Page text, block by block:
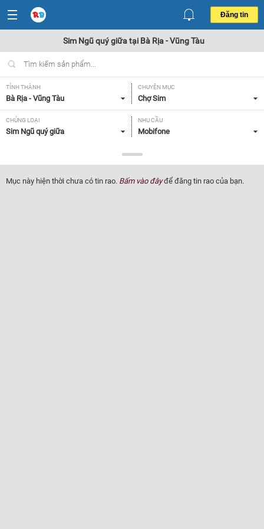
Đăng tin
Sim Ngũ quý giữa tại Bà Rịa - Vũng Tàu
TỈNH THÀNH
Bà Rịa - Vũng Tàu
CHUYÊN MỤC
Chợ Sim
CHỦNG LOẠI
Sim Ngũ quý giữa
NHU CẦU
Mobifone
Tất cả
Mục này hiện thời chưa có tin rao. Bấm vào đâyđể đăng tin rao của bạn.